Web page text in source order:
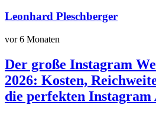
Leonhard Pleschberger
vor 6 Monaten
Der große Instagram
2026: Kosten,
die perfekten Instagram